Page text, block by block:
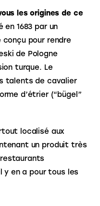
les origines de ce
en 1683 par un
conçu pour rendre
de Pologne
turque. Le
talents de cavalier
d’étrier (“bügel”
localisé aux
un produit très
y en a pour tous les